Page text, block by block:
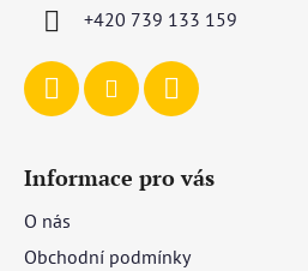
+420 739 133 159
Informace pro vás
O nás
Obchodní podmínky